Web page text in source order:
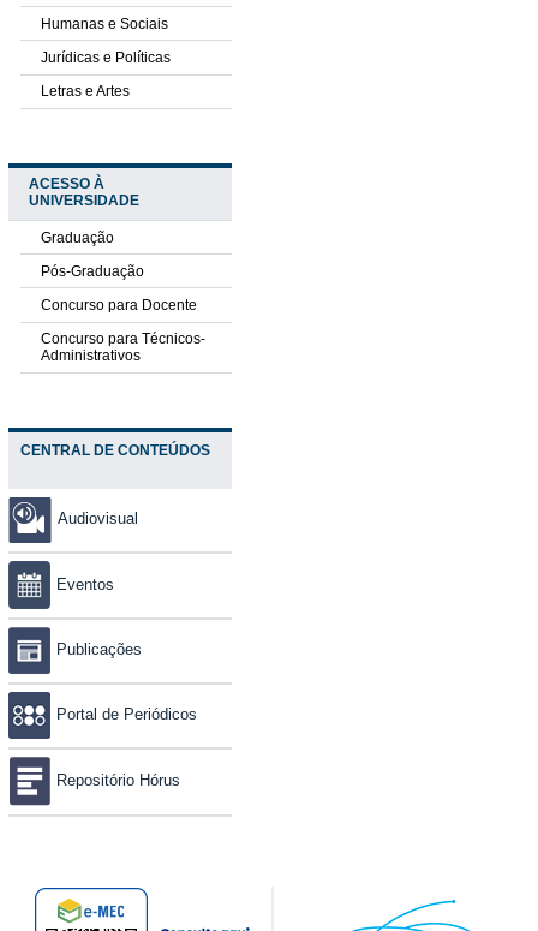
Humanas e Sociais
Jurídicas e Políticas
Letras e Artes
ACESSO À
UNIVERSIDADE
Graduação
Pós-Graduação
Concurso para Docente
Concurso para Técnicos-
Administrativos
CENTRAL DE CONTEÚDOS
Audiovisual
Eventos
Publicações
Portal de Periódicos
Repositório Hórus